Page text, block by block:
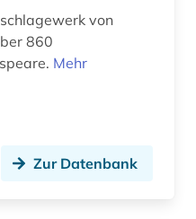
deutschland <bundesrepublik> (1)
von
Mehr
Zur Datenbank